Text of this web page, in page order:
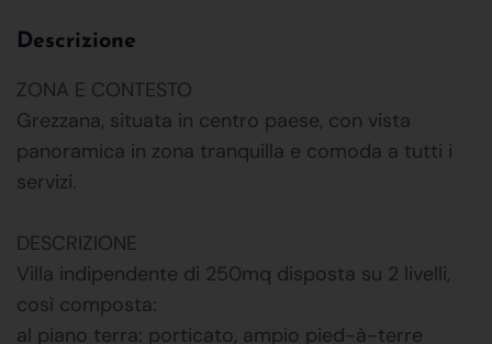
Descrizione
ZONA E CONTESTO
Grezzana, situata in centro paese, con vista
panoramica in zona tranquilla e comoda a tutti i
servizi.
DESCRIZIONE
Villa indipendente di 250mq disposta su 2 livelli,
così composta:
al piano terra: porticato, ampio pied-à-terre